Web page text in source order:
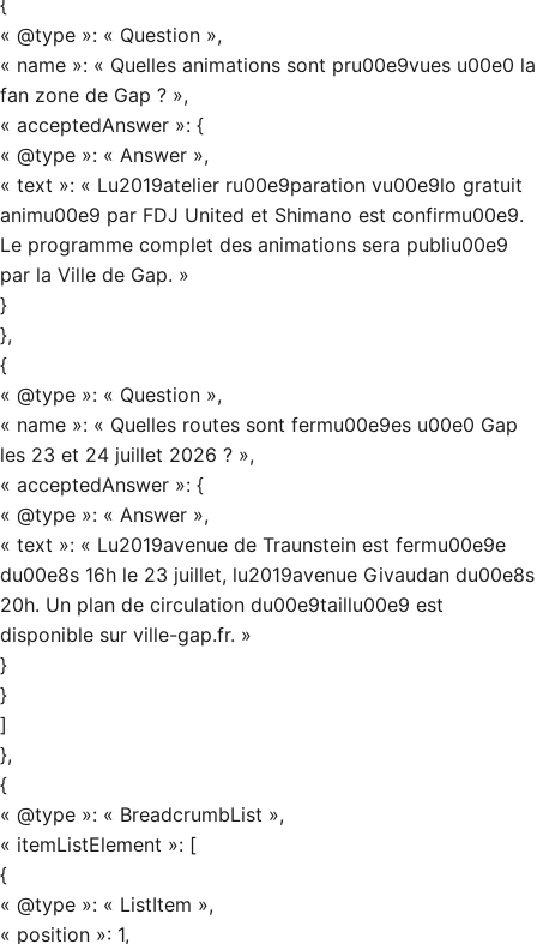
{
« @type »: « Question »,
« name »: « Quelles animations sont pru00e9vues u00e0 la
fan zone de Gap ? »,
« acceptedAnswer »: {
« @type »: « Answer »,
« text »: « Lu2019atelier ru00e9paration vu00e9lo gratuit
animu00e9 par FDJ United et Shimano est confirmu00e9.
Le programme complet des animations sera publiu00e9
par la Ville de Gap. »
}
},
{
« @type »: « Question »,
« name »: « Quelles routes sont fermu00e9es u00e0 Gap
les 23 et 24 juillet 2026 ? »,
« acceptedAnswer »: {
« @type »: « Answer »,
« text »: « Lu2019avenue de Traunstein est fermu00e9e
du00e8s 16h le 23 juillet, lu2019avenue Givaudan du00e8s
20h. Un plan de circulation du00e9taillu00e9 est
disponible sur ville-gap.fr. »
}
}
]
},
{
« @type »: « BreadcrumbList »,
« itemListElement »: [
{
« @type »: « ListItem »,
« position »: 1,